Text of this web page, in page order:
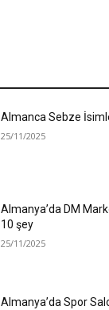
Almanca Sebze
25/11/2025
Almanya’da DM
10 şey
25/11/2025
Almanya’da Spor